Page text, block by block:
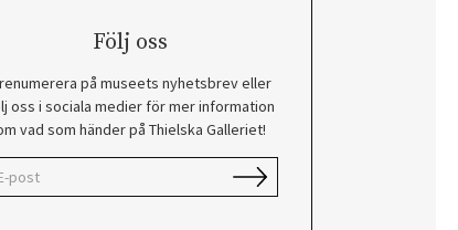
Följ oss
på museets nyhetsbrev eller
oss i sociala medier för mer information
vad som händer på Thielska Galleriet!